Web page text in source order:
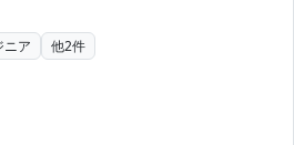
ニア 他2件